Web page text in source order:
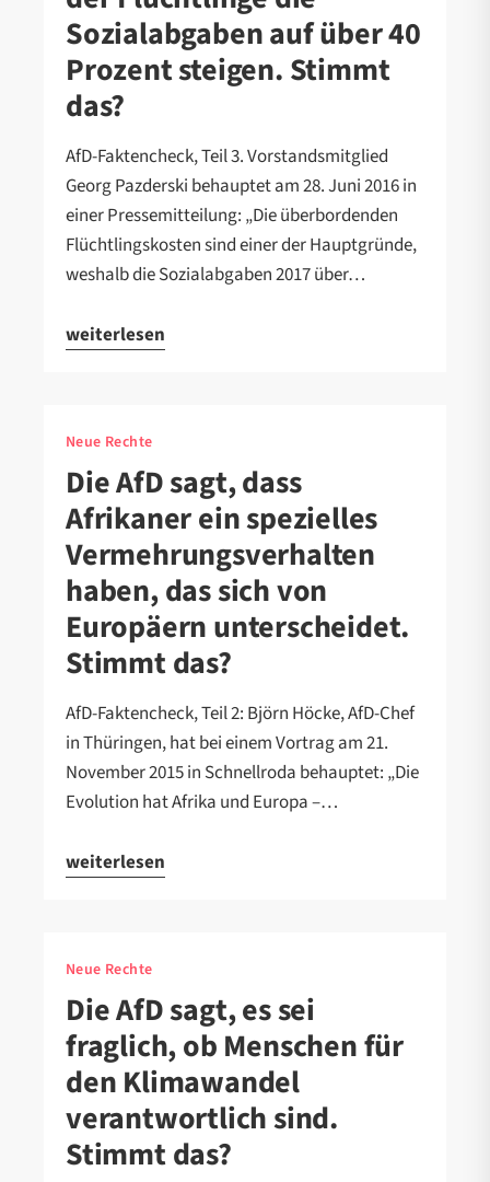
Sozialabgaben auf über 40
Prozent steigen. Stimmt
das?
AfD-Faktencheck, Teil 3. Vorstandsmitglied
Georg Pazderski behauptet am 28. Juni 2016 in
einer Pressemitteilung: „Die überbordenden
Flüchtlingskosten sind einer der Hauptgründe,
weshalb die Sozialabgaben 2017 über…
weiterlesen
Neue Rechte
Die AfD sagt, dass
Afrikaner ein spezielles
Vermehrungsverhalten
haben, das sich von
Europäern unterscheidet.
Stimmt das?
AfD-Faktencheck, Teil 2: Björn Höcke, AfD-Chef
in Thüringen, hat bei einem Vortrag am 21.
November 2015 in Schnellroda behauptet: „Die
Evolution hat Afrika und Europa –…
weiterlesen
Neue Rechte
Die AfD sagt, es sei
fraglich, ob Menschen für
den Klimawandel
verantwortlich sind.
Stimmt das?